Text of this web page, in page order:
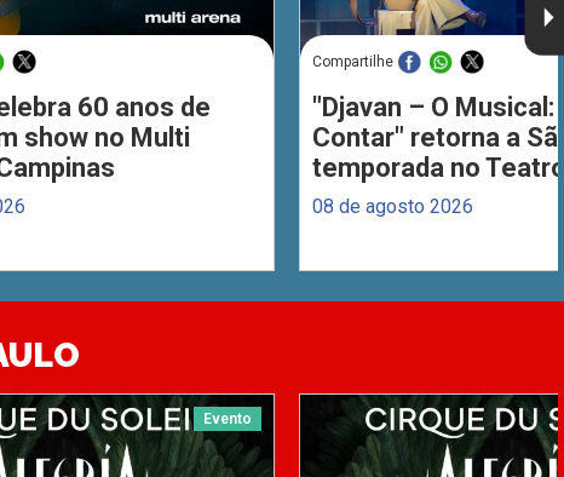
60 anos de
show no Multi
Compartilhe
"Djavan – O Musical:
Contar" retorna a
temporada no
08 de agosto 2026
Evento